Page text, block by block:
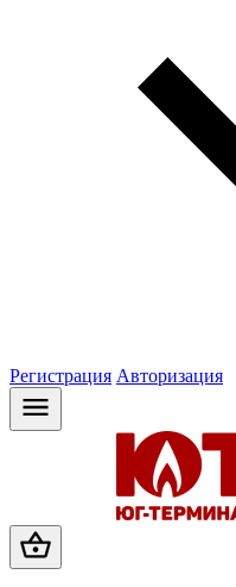
Регистрация Авторизация